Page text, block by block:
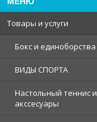
Товары и услуги
Бокс и единоборства
ВИДЫ СПОРТА
Настольный теннис и
акссесуары